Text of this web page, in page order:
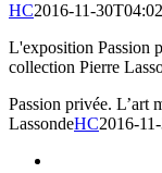
HC2016-11-
L'exposition Passion
collection Pierre
Passion privée. L’art
LassondeHC2016-